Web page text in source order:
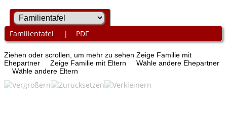
Familientafel | PDF
Ziehen oder scrollen, um mehr zu sehen Zeige Familie mit
Ehepartner
Zeige Familie mit Eltern
Wähle andere Ehepartner
Wähle andere Eltern